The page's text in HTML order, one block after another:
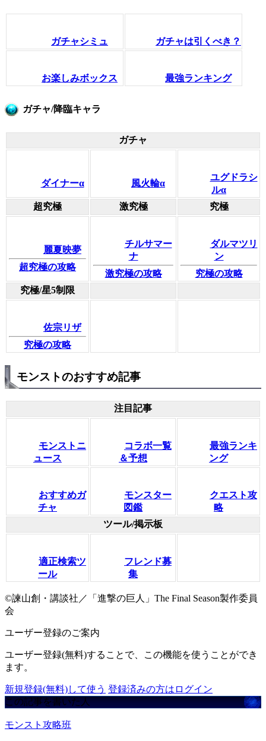
ガチャシミュ ガチャは引くべき？
お楽しみボックス 最強ランキング
ガチャ/降臨キャラ
ガチャ
ダイナーα 風火輪α
ユグドラシ
ルα
超究極
激究極 究極
麗夏映夢
超究極の攻略
チルサマー
ナ
激究極の攻略
ダルマツリ
ン
究極の攻略
究極/星5制限
佐宗リザ
究極の攻略
モンストのおすすめ記事
注目記事
モンストニ
ュース
コラボ一覧
＆予想
最強ランキ
ング
おすすめガ
チャ
モンスター
図鑑
クエスト攻
略
ツール/掲示板
適正検索ツ
ール
フレンド募
集
©諫山創・講談社／「進撃の巨人」The Final Season製作委員
会
ユーザー登録のご案内
ユーザー登録(無料)することで、この機能を使うことができ
ます。
新規登録(無料)して使う 登録済みの方はログイン
この記事を書いた人
モンスト攻略班